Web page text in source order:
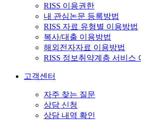
RISS 이용권한
내 관심논문 등록방법
RISS 자료 유형별 이용방법
복사/대출 이용방법
해외전자자료 이용방법
RISS 정보취약계층 서비스
고객센터
자주 찾는 질문
상담 신청
상담 내역 확인